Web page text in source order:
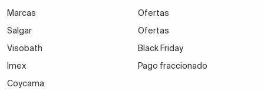
Marcas
Salgar
Visobath
Imex
Coycama
Ofertas
Ofertas
Black Friday
Pago fraccionado